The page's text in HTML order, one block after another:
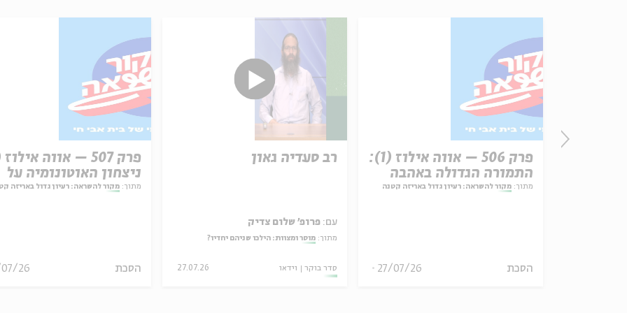
ניצחון האוטונומיה על
המחויבות
מתוך: מקור להשראה: רעיון גדול באריזה
הסכת 26
רב סעדיה גאון
עם: פרופ' שלום צדיק
מתוך: מוסר ומצוות: הילכו שניהם יחדיו?
סדר בוקר וידאו 27.07.26
פרק 506 – אווה אילוז (1):
התמורה הגדולה באהבה
מתוך: מקור להשראה: רעיון גדול באריזה קטנה
הסכת 27/07/26